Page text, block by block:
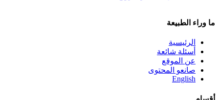
ما وراء الطبيعة
الرئيسية
أسئلة شائعة
عن الموقع
صانعو المحتوى
English